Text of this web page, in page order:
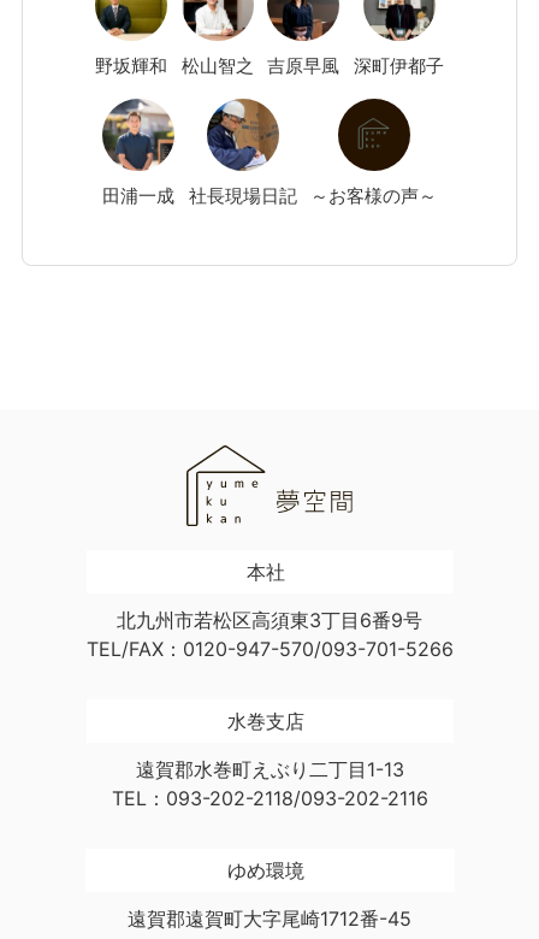
野坂輝和 松山智之 吉原早風 深町伊都子
田浦一成 社長現場日記 ～お客様の声～
本社
北九州市若松区高須東3丁目6番9号
TEL/FAX：0120-947-570/093-701-5266
水巻支店
遠賀郡水巻町えぶり二丁目1-13
TEL：093-202-2118/093-202-2116
ゆめ環境
遠賀郡遠賀町大字尾崎1712番-45